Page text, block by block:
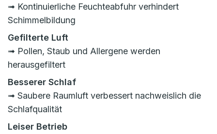
➟ Kontinuierliche Feuchteabfuhr verhindert
Schimmelbildung
Gefilterte Luft
➟ Pollen, Staub und Allergene werden
herausgefiltert
Besserer Schlaf
➟ Saubere Raumluft verbessert nachweislich die
Schlafqualität
Leiser Betrieb